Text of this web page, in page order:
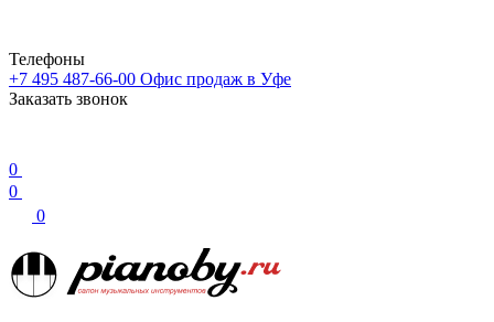
Телефоны
+7 495 487-66-00 Офис продаж в Уфе
Заказать звонок
0
0
0